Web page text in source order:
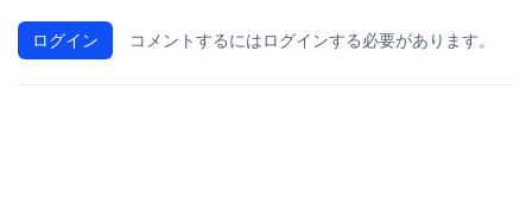
ログイン コメントするにはログインする必要があります。